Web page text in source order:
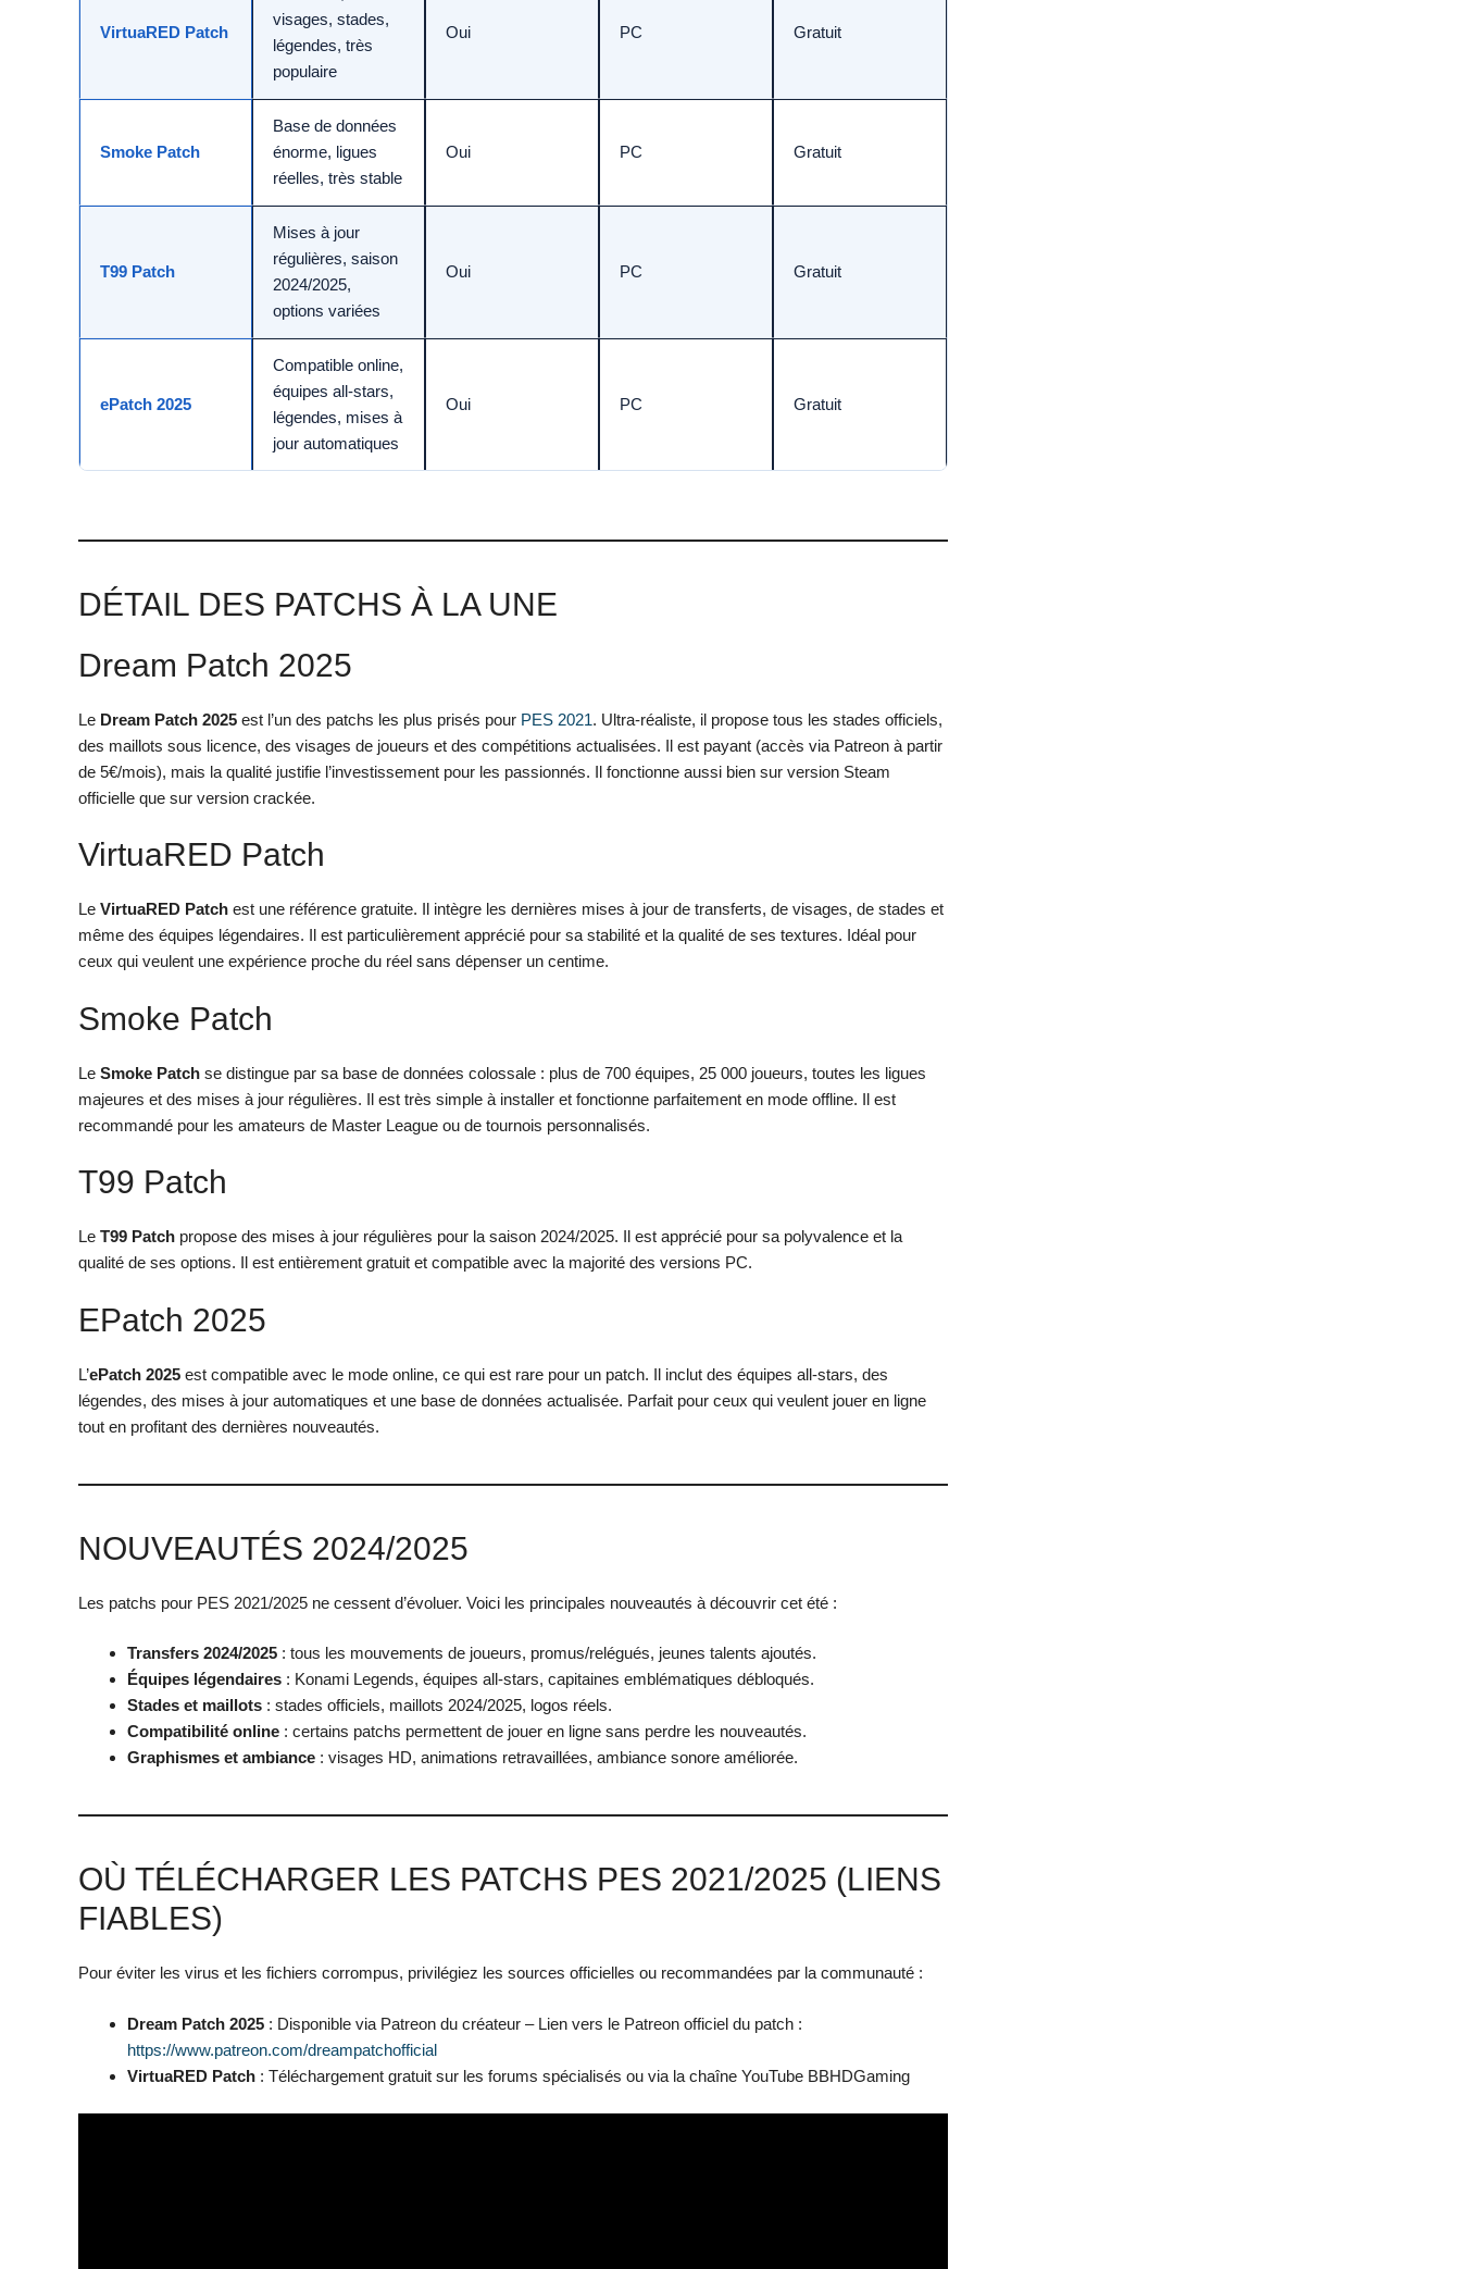
VirtuaRED Patch
visages, stades,
légendes, très
populaire
Oui PC Gratuit
Smoke Patch
Base de données
énorme, ligues
réelles, très stable
Oui PC Gratuit
T99 Patch
Mises à jour
régulières, saison
2024/2025,
options variées
Oui PC Gratuit
ePatch 2025
Compatible online,
équipes all-stars,
légendes, mises à
jour automatiques
Oui PC Gratuit
DÉTAIL DES PATCHS À LA UNE
Dream Patch 2025
Le Dream Patch 2025 est l’un des patchs les plus prisés pour PES 2021. Ultra-réaliste, il propose tous les stades officiels,
des maillots sous licence, des visages de joueurs et des compétitions actualisées. Il est payant (accès via Patreon à partir
de 5€/mois), mais la qualité justifie l’investissement pour les passionnés. Il fonctionne aussi bien sur version Steam
officielle que sur version crackée.
VirtuaRED Patch
Le VirtuaRED Patch est une référence gratuite. Il intègre les dernières mises à jour de transferts, de visages, de stades et
même des équipes légendaires. Il est particulièrement apprécié pour sa stabilité et la qualité de ses textures. Idéal pour
ceux qui veulent une expérience proche du réel sans dépenser un centime.
Smoke Patch
Le Smoke Patch se distingue par sa base de données colossale : plus de 700 équipes, 25 000 joueurs, toutes les ligues
majeures et des mises à jour régulières. Il est très simple à installer et fonctionne parfaitement en mode offline. Il est
recommandé pour les amateurs de Master League ou de tournois personnalisés.
T99 Patch
Le T99 Patch propose des mises à jour régulières pour la saison 2024/2025. Il est apprécié pour sa polyvalence et la
qualité de ses options. Il est entièrement gratuit et compatible avec la majorité des versions PC.
EPatch 2025
L’ePatch 2025 est compatible avec le mode online, ce qui est rare pour un patch. Il inclut des équipes all-stars, des
légendes, des mises à jour automatiques et une base de données actualisée. Parfait pour ceux qui veulent jouer en ligne
tout en profitant des dernières nouveautés.
NOUVEAUTÉS 2024/2025
Les patchs pour PES 2021/2025 ne cessent d’évoluer. Voici les principales nouveautés à découvrir cet été :
Transfers 2024/2025 : tous les mouvements de joueurs, promus/relégués, jeunes talents ajoutés.
Équipes légendaires : Konami Legends, équipes all-stars, capitaines emblématiques débloqués.
Stades et maillots : stades officiels, maillots 2024/2025, logos réels.
Compatibilité online : certains patchs permettent de jouer en ligne sans perdre les nouveautés.
Graphismes et ambiance : visages HD, animations retravaillées, ambiance sonore améliorée.
OÙ TÉLÉCHARGER LES PATCHS PES 2021/2025 (LIENS
FIABLES)
Pour éviter les virus et les fichiers corrompus, privilégiez les sources officielles ou recommandées par la communauté :
Dream Patch 2025 : Disponible via Patreon du créateur – Lien vers le Patreon officiel du patch :
https://www.patreon.com/dreampatchofficial
VirtuaRED Patch : Téléchargement gratuit sur les forums spécialisés ou via la chaîne YouTube BBHDGaming